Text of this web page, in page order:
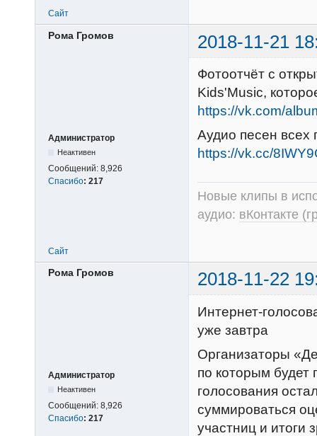
Сайт
Рома Громов 2018-11-21
Администратор
Неактивен
Сообщений: 8,926
Спасибо: 217
Фотоотчёт с
Kids'Music,
https://vk.com/
Аудио песен всех
https://vk.cc/
Новые клипы в
аудио: вКонтакте
Сайт
Рома Громов 2018-11-22
Администратор
Неактивен
Сообщений: 8,926
Спасибо: 217
Интернет-
уже завтра
Организаторы
по которым будет
голосования
суммироваться
участниц и итоги